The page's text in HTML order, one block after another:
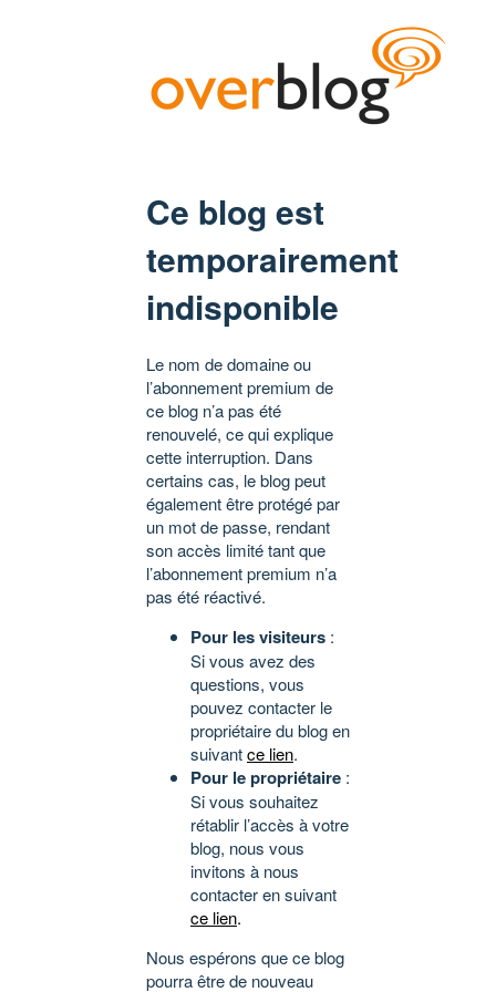
Ce blog est
temporairement
indisponible
Le nom de domaine ou
l’abonnement premium de
ce blog n’a pas été
renouvelé, ce qui explique
cette interruption. Dans
certains cas, le blog peut
également être protégé par
un mot de passe, rendant
son accès limité tant que
l’abonnement premium n’a
pas été réactivé.
Pour les visiteurs :
Si vous avez des
questions, vous
pouvez contacter le
propriétaire du blog en
suivantce lien.
Pour le propriétaire :
Si vous souhaitez
rétablir l’accès à votre
blog, nous vous
invitons à nous
contacter en suivant
ce lien.
Nous espérons que ce blog
pourra être de nouveau